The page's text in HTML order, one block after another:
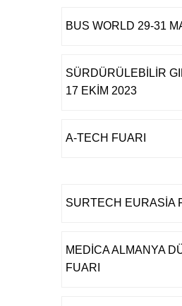
BUS WORLD 29-31
SÜRDÜRÜLEBİLİR
17 EKİM 2023
A-TECH FUARI
SURTECH EURASİA
MEDİCA ALMANYA
FUARI